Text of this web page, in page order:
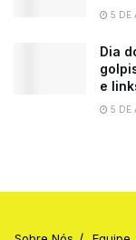
5 DE
Dia
e
5 DE